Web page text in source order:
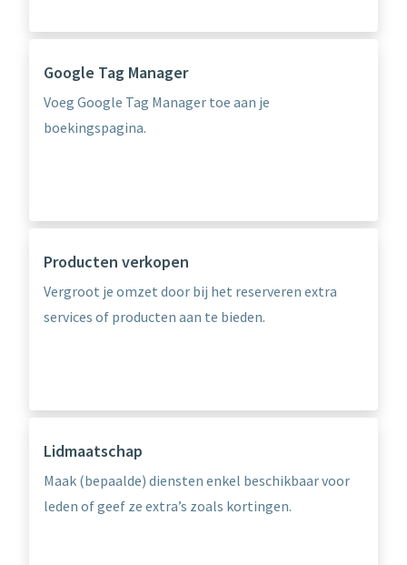
Google Tag Manager
Voeg Google Tag Manager toe aan je
boekingspagina.
Producten verkopen
Vergroot je omzet door bij het reserveren extra
services of producten aan te bieden.
Lidmaatschap
Maak (bepaalde) diensten enkel beschikbaar voor
leden of geef ze extra’s zoals kortingen.